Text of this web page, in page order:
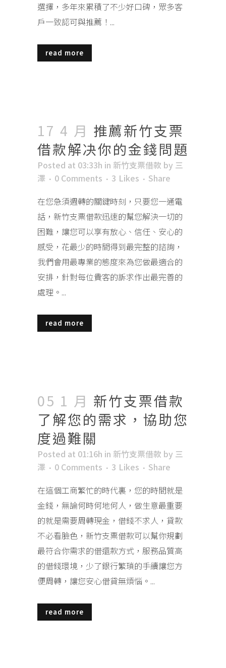
選擇，多年來累積了不少好口碑，眾多客
戶一致認可與推薦！...
read more
17 4 月 推薦新竹支票
借款解决你的金錢問題
Posted at 03:33h in 新竹支票借款 by 三
澤
0 Comments 3 Likes
Share
在您急須週轉的關鍵時刻，只要您一通電
話，新竹支票借款迅速的幫您解決一切的
困難，讓您可以享有放心、信任、安心的
感受，花最少的時間得到最完整的諮詢，
我們會用最專業的態度來為您做最適合的
安排，針對每位貴客的訴求作出最完善的
處理。...
read more
05 1 月 新竹支票借款
了解您的需求，協助您
度過難關
Posted at 01:16h in 新竹支票借款 by 三
澤
0 Comments 3 Likes
Share
在這個工商繁忙的時代裏，您的時間就是
金錢，無論何時何地何人，做生意最重要
的就是需要周轉現金，借錢不求人，貸款
不必看臉色，新竹支票借款可以幫你規劃
最符合你需求的借還款方式，服務品質高
的借錢環境，少了銀行繁瑣的手續讓您方
便周轉，讓您安心借貸無煩惱。...
read more